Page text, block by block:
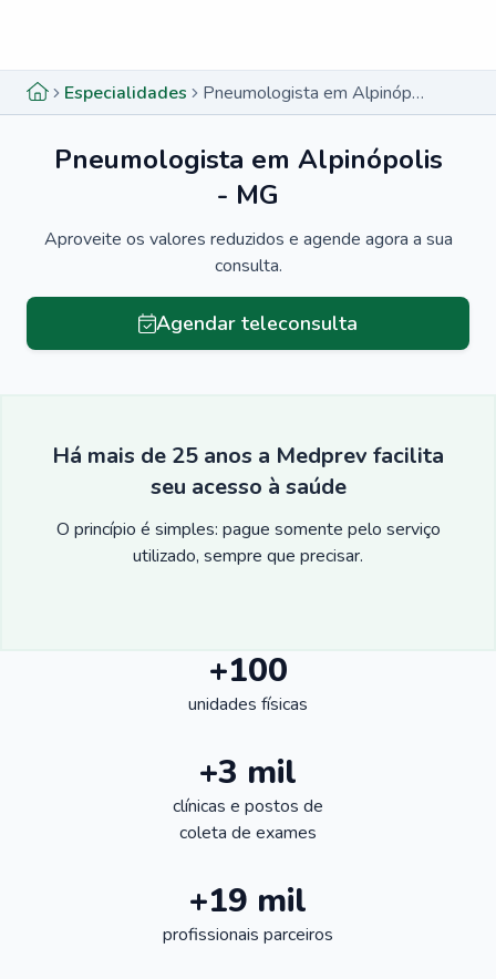
Especialidades Pneumologista em Alpinópolis - MG
Pneumologista em Alpinópolis
- MG
Aproveite os valores reduzidos e agende agora a sua
consulta.
Agendar teleconsulta
Há mais de 25 anos a Medprev facilita
seu acesso à saúde
O princípio é simples: pague somente pelo serviço
utilizado, sempre que precisar.
+100
unidades físicas
+3 mil
clínicas e postos de
coleta de exames
+19 mil
profissionais parceiros